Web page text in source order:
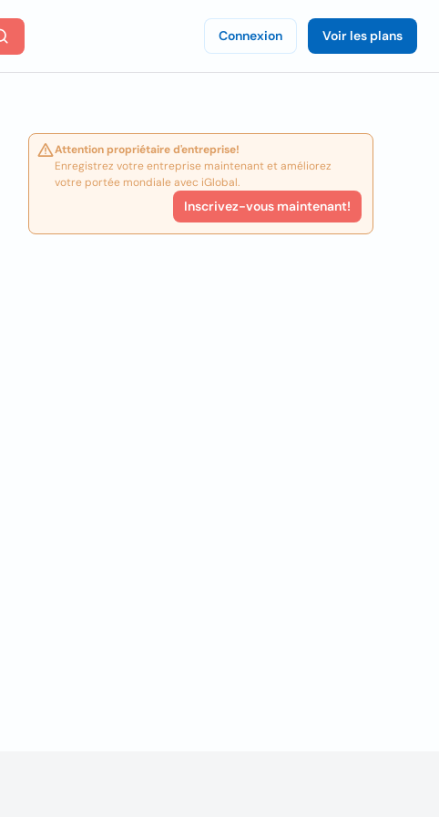
Connexion Voir les plans
Attention propriétaire d'entreprise!
Enregistrez votre entreprise maintenant et améliorez
votre portée mondiale avec iGlobal.
Inscrivez-vous maintenant!